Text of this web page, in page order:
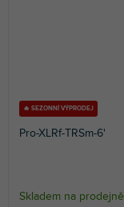
🔥 SEZONNÍ VÝPRODEJ
Pro-XLRf-TRSm-6'
Skladem na prodejně